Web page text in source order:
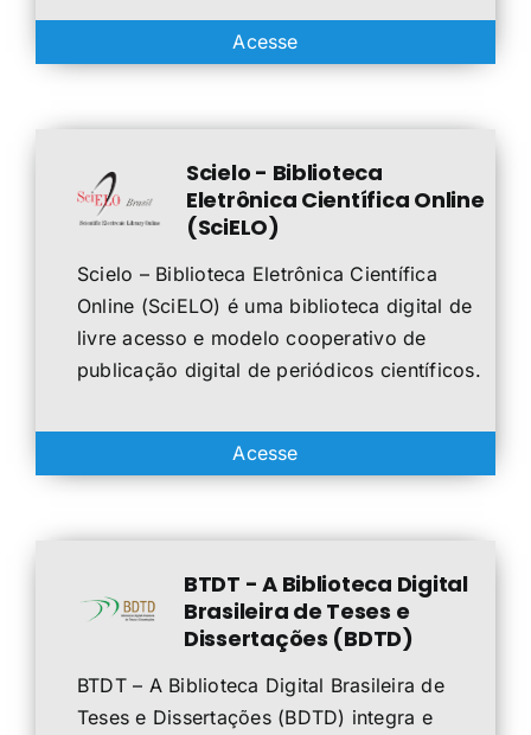
Acesse
Scielo - Biblioteca
Eletrônica Científica Online
(SciELO)
Scielo – Biblioteca Eletrônica Científica
Online (SciELO) é uma biblioteca digital de
livre acesso e modelo cooperativo de
publicação digital de periódicos científicos.
Acesse
BTDT - A Biblioteca Digital
Brasileira de Teses e
Dissertações (BDTD)
BTDT – A Biblioteca Digital Brasileira de
Teses e Dissertações (BDTD) integra e